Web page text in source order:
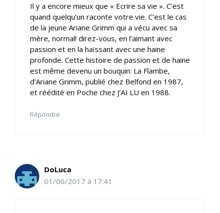
Il y a encore mieux que « Ecrire sa vie ». C’est
quand quelqu’un raconte votre vie. C’est le cas
de la jeune Ariane Grimm qui a vécu avec sa
mère, normal! direz-vous, en l’aimant avec
passion et en la haïssant avec une haine
profonde. Cette histoire de passion et de haine
est même devenu un bouquin: La Flambe,
d’Ariane Grimm, publié chez Belfond en 1987,
et réédité en Poche chez J’AI LU en 1988.
Répondre
DoLuca
01/06/2017 à 17:41